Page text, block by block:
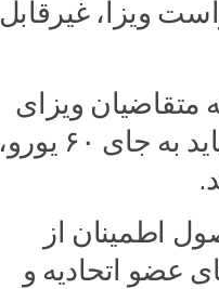
ویزا، غیرقابل
متقاضیان ویزای
شنگن از ابتدای ژانویه سال ۲۰۲۰ میلادی باید به جای ۶۰ یورو،
اطمینان از
عضو اتحادیه و